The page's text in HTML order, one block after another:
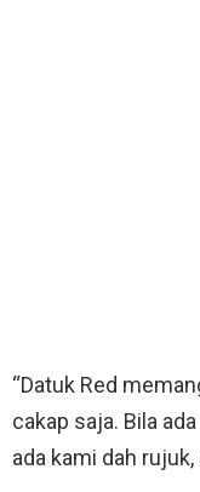
“Datuk Red
cakap saja. Bila
ada kami dah rujuk,